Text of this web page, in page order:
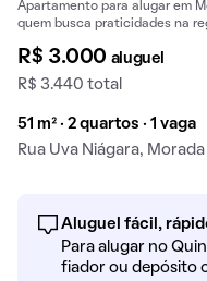
Apartamento para alugar em
quem busca praticidades na
R$ 3.000 aluguel
R$ 3.440 total
51 m² · 2 quartos · 1 vaga
Rua Uva Niágara,
Aluguel fácil,
Para alugar no
fiador ou depósito